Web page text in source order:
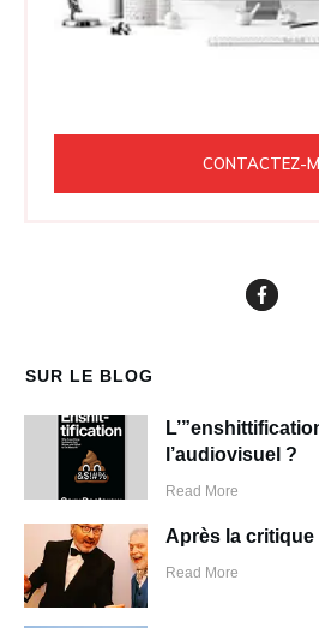
CONTACTEZ-
SUR LE BLOG
l’audiovisuel ?
Read More
Après la critique
Read More